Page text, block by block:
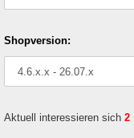
Shopversion:
Aktuell interessieren sich 2